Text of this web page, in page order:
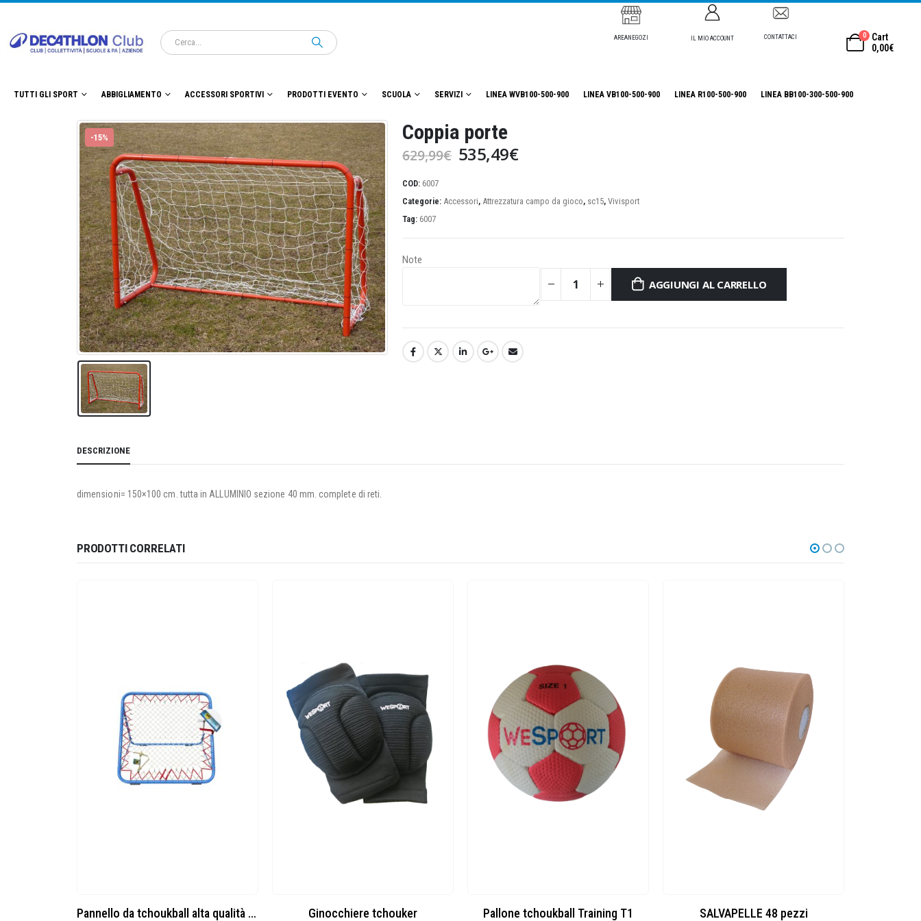
AREANEGOZI IL MIO ACCOUNT CONTATTACI 0
Cart
0,00€
TUTTI GLI SPORT ABBIGLIAMENTO ACCESSORI SPORTIVI PRODOTTI EVENTO SCUOLA SERVIZI LINEA WVB100-500-900 LINEA VB100-500-900 LINEA R100-500-900 LINEA BB100-300-500-900
-15% Coppia porte
629,99€ Il
prezzo
era:
535,49€Il
è:
COD: 6007
Categorie: Accessori, Attrezzatura campo da gioco, sc15, Vivisport
Tag: 6007
Note
AGGIUNGI AL CARRELLO
DESCRIZIONE
dimensioni= 150×100 cm. tutta in ALLUMINIO sezione 40 mm. complete di reti.
PRODOTTI CORRELATI
Pannello da tchoukball alta qualità HTF Ginocchiere tchouker Pallone tchoukball Training T1 SALVAPELLE 48 pezzi